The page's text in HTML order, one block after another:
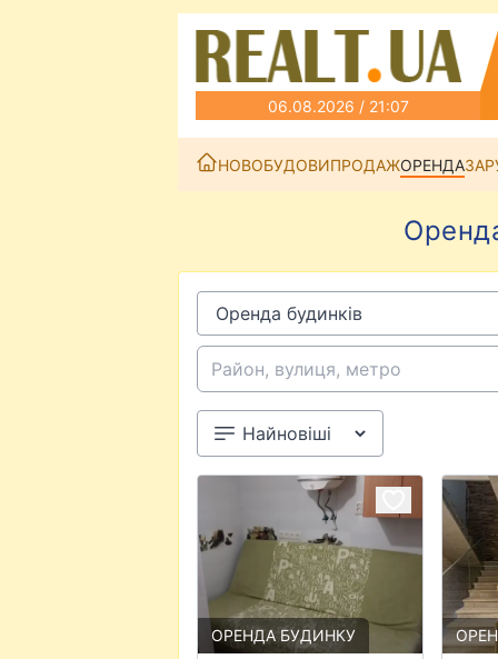
06.08.2026 / 21:07
НОВОБУДОВИПРОДАЖОРЕНДА
ОРЕНДА БУДИНКУ